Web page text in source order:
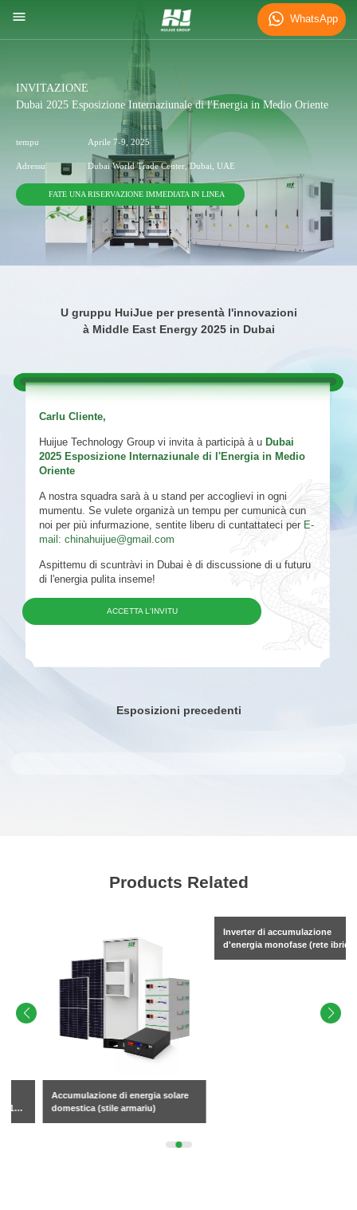
WhatsApp
INVITAZIONE
Dubai 2025 Esposizione Internaziunale di l'Energia in Medio Oriente
tempu Aprile 7-9, 2025
Adressu Dubai World Trade Center, Dubai, UAE
FATE UNA RISERVAZIONE IMMEDIATA IN LINEA
U gruppu HuiJue per presentà l'innovazioni
à Middle East Energy 2025 in Dubai
Carlu Cliente,
Huijue Technology Group vi invita à participà à u Dubai
2025 Esposizione Internaziunale di l'Energia in Medio
Oriente
A nostra squadra sarà à u stand per accoglievi in ​​ogni
mumentu. Se vulete organizà un tempu per cumunicà cun
noi per più infurmazione, sentite liberu di cuntattateci per E-
mail: chinahuijue@gmail.com
Aspittemu di scuntràvi in ​​Dubai è di discussione di u futuru
di l'energia pulita inseme!
ACCETTA L'INVITU
Esposizioni precedenti
Products Related
Accumulazione di energia solare
domestica (stile armariu)